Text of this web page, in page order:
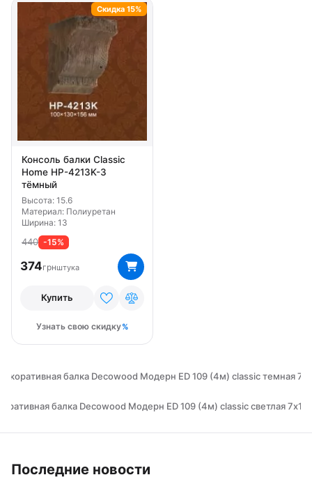
Консоль балки Classic
Home HP-4213K-3
тёмный
Высота: 15.6
Материал: Полиуретан
Ширина: 13
440 -15%
374грнштука
Купить
Узнать свою скидку
Скидка 15%
балка Decowood Модерн ED 109 (4м) classic темная
балка Decowood Модерн ED 109 (4м) classic светлая
Последние новости